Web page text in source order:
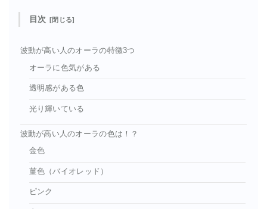
目次
波動が高い人のオーラの特徴3つ
オーラに色気がある
透明感がある色
光り輝いている
波動が高い人のオーラの色は！？
金色
菫色（バイオレッド）
ピンク